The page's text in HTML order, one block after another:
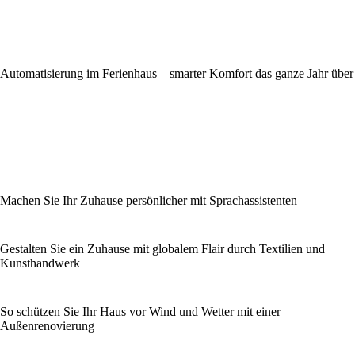
Automatisierung im Ferienhaus – smarter Komfort das ganze Jahr über
Machen Sie Ihr Zuhause persönlicher mit Sprachassistenten
Gestalten Sie ein Zuhause mit globalem Flair durch Textilien und
Kunsthandwerk
So schützen Sie Ihr Haus vor Wind und Wetter mit einer
Außenrenovierung